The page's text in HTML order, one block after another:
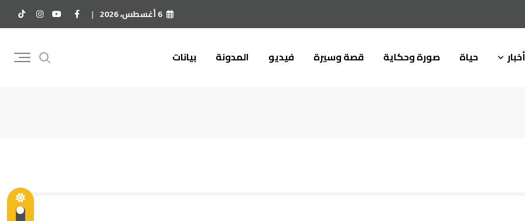
6 أغسطس، 2026
أخبار حياة صورة وحكاية قصة وسيرة فيديو المدونة بيانات